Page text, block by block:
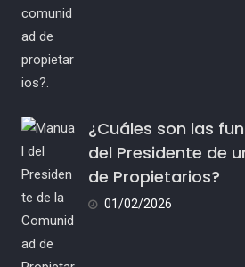
¿Cuáles son las
del Presidente de
de Propietarios?
01/02/2026